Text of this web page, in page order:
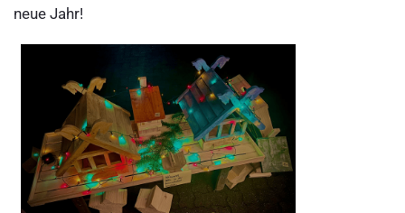
neue Jahr!